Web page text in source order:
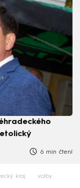
6 min čtení
kraj volby